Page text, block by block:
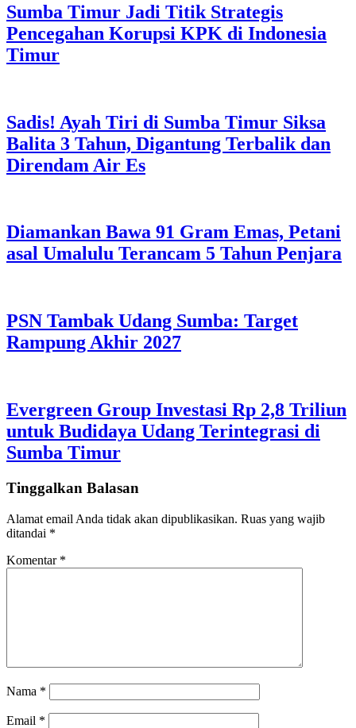
Sumba Timur Jadi Titik Strategis
Pencegahan Korupsi KPK di Indonesia
Timur
Sadis! Ayah Tiri di Sumba Timur Siksa
Balita 3 Tahun, Digantung Terbalik dan
Direndam Air Es
Diamankan Bawa 91 Gram Emas, Petani
asal Umalulu Terancam 5 Tahun Penjara
PSN Tambak Udang Sumba: Target
Rampung Akhir 2027
Evergreen Group Investasi Rp 2,8 Triliun
untuk Budidaya Udang Terintegrasi di
Sumba Timur
Tinggalkan Balasan
Alamat email Anda tidak akan dipublikasikan. Ruas yang wajib
ditandai *
Komentar *
Nama *
Email *